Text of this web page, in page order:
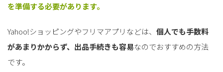
を準備する必要があります。
Yahoo!ショッピングやフリマアプリなどは、 個人でも手数料
があまりかからず、出品手続きも容易なのでおすすめの方法
です。